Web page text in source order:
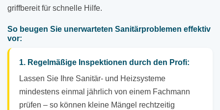
griffbereit für schnelle Hilfe.
So beugen Sie unerwarteten Sanitärproblemen effektiv
vor:
1. Regelmäßige Inspektionen durch den Profi:
Lassen Sie Ihre Sanitär- und Heizsysteme
mindestens einmal jährlich von einem Fachmann
prüfen – so können kleine Mängel rechtzeitig